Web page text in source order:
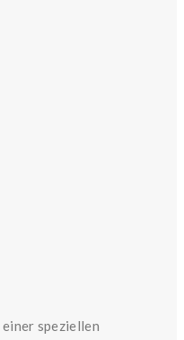
speziellen